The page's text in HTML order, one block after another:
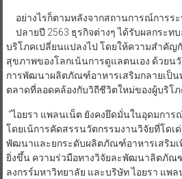
อย่างไรก็ตามหลังจากสถานการณ์การร
ปลายปี 2563 ธุรกิจต่างๆ ได้รับผลกระท
บริโภคเปลี่ยนแปลงไป โดยให้ความสำคัญ
สุขภาพของโลกเน้นการดูแลตนเอง ด้วยน
การพัฒนาผลิตภัณฑ์อาหารเสริมกลายเป็น
ตลาดที่ลอดคล้องกับวิถีชีวิตใหม่ของผู้บริโ
“ไอยรา แพลนเน็ต ยังคงยึดมั่นในอุดมกา
โดยเน้การคัดสรรนวัตกรรมงานวิจัยที่โดเ
พัฒนาและยกระดับผลิตภัณฑ์อาหารเสริม
ยิ่งขึ้น ความร่วมือทางวิจัยละพัฒนาลิตภัณ
ลงกรร์มหาวิทยาลัย และบริษัท ไอยรา แพ